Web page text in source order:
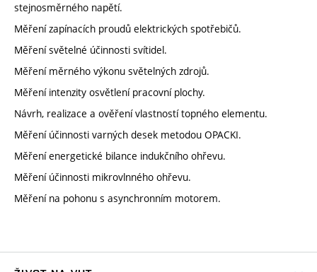
stejnosměrného napětí.
Měření zapínacích proudů elektrických spotřebičů.
Měření světelné účinnosti svítidel.
Měření měrného výkonu světelných zdrojů.
Měření intenzity osvětlení pracovní plochy.
Návrh, realizace a ověření vlastností topného elementu.
Měření účinnosti varných desek metodou OPACKI.
Měření energetické bilance indukčního ohřevu.
Měření účinnosti mikrovlnného ohřevu.
Měření na pohonu s asynchronním motorem.